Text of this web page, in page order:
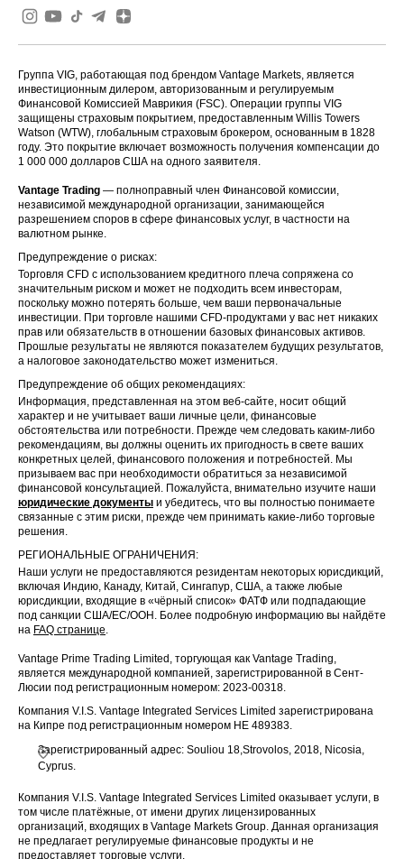
Группа VIG, работающая под брендом Vantage Markets, является
инвестиционным дилером, авторизованным и регулируемым
Финансовой Комиссией Маврикия (FSC). Операции группы VIG
защищены страховым покрытием, предоставленным Willis Towers
Watson (WTW), глобальным страховым брокером, основанным в 1828
году. Это покрытие включает возможность получения компенсации до
1 000 000 долларов США на одного заявителя.
Vantage Trading — полноправный член Финансовой комиссии,
независимой международной организации, занимающейся
разрешением споров в сфере финансовых услуг, в частности на
валютном рынке.
Предупреждение о рисках:
Торговля CFD с использованием кредитного плеча сопряжена со
значительным риском и может не подходить всем инвесторам,
поскольку можно потерять больше, чем ваши первоначальные
инвестиции. При торговле нашими CFD-продуктами у вас нет никаких
прав или обязательств в отношении базовых финансовых активов.
Прошлые результаты не являются показателем будущих результатов,
а налоговое законодательство может измениться.
Предупреждение об общих рекомендациях:
Информация, представленная на этом веб-сайте, носит общий
характер и не учитывает ваши личные цели, финансовые
обстоятельства или потребности. Прежде чем следовать каким-либо
рекомендациям, вы должны оценить их пригодность в свете ваших
конкретных целей, финансового положения и потребностей. Мы
призываем вас при необходимости обратиться за независимой
финансовой консультацией. Пожалуйста, внимательно изучите наши
юридические документы и убедитесь, что вы полностью понимаете
связанные с этим риски, прежде чем принимать какие-либо торговые
решения.
РЕГИОНАЛЬНЫЕ ОГРАНИЧЕНИЯ:
Наши услуги не предоставляются резидентам некоторых юрисдикций,
включая Индию, Канаду, Китай, Сингапур, США, а также любые
юрисдикции, входящие в «чёрный список» ФАТФ или подпадающие
под санкции США/ЕС/ООН. Более подробную информацию вы найдёте
на FAQ странице.
Vantage Prime Trading Limited, торгующая как Vantage Trading,
является международной компанией, зарегистрированной в Сент-
Люсии под регистрационным номером: 2023-00318.
Компания V.I.S. Vantage Integrated Services Limited зарегистрирована
на Кипре под регистрационным номером HE 489383.
Зарегистрированный адрес: Souliou 18,Strovolos, 2018, Nicosia,
Cyprus.
Компания V.I.S. Vantage Integrated Services Limited оказывает услуги, в
том числе платёжные, от имени других лицензированных
организаций, входящих в Vantage Markets Group. Данная организация
не предлагает регулируемые финансовые продукты и не
предоставляет торговые услуги.